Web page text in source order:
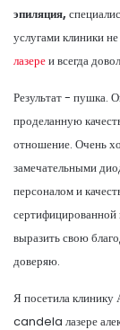
эпиляция,
услугами клиники
лазереи всегда
Результат - пушка.
проделанную
отношение. Очень
замечательными
персоналом и
сертифицированной
выразить свою
доверяю.
Я посетила клинику
candela лазере